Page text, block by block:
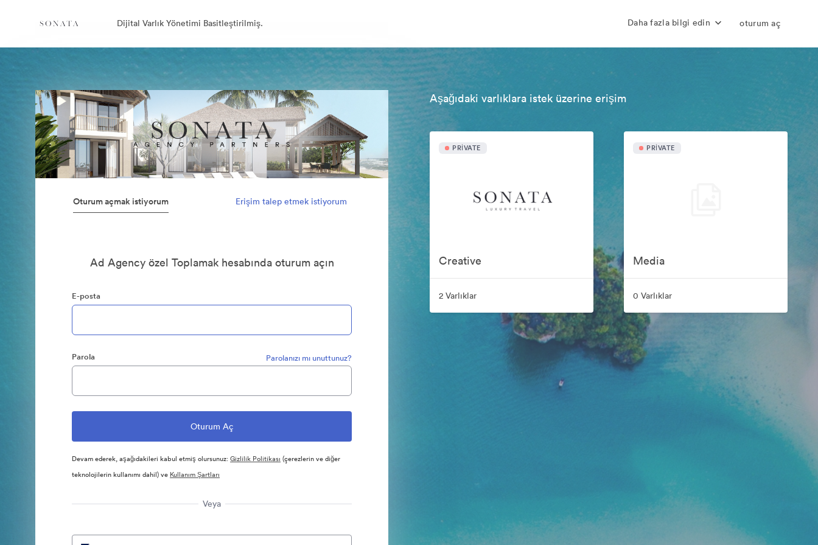
Dijital Varlık Yönetimi Basitleştirilmiş. Daha fazla bilgi edin oturum aç
Oturum açmak istiyorum Erişim talep etmek istiyorum
Ad Agency özel Toplamak hesabında oturum açın
E-posta
Parola Parolanızı mı unuttunuz?
Devam ederek, aşağıdakileri kabul etmiş olursunuz:Gizlilik Politikası (çerezlerin ve diğer
teknolojilerin kullanımı dahil) ve Kullanım Şartları
Veya
Aşağıdaki varlıklara istek üzerine erişim
PRIVATE
Creative
2 Varlıklar
PRIVATE
Media
0 Varlıklar